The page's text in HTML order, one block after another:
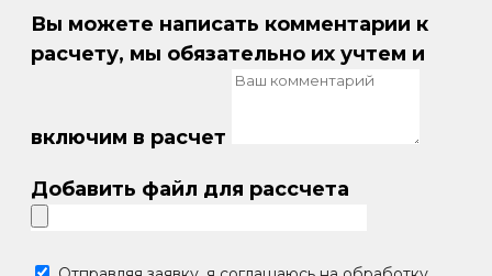
Вы можете написать комментарии к
расчету, мы обязательно их учтем и
включим в расчет
Добавить файл для рассчета